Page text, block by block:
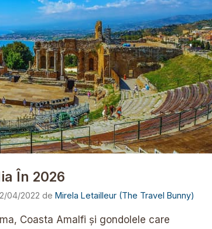
În 2026
04/2022 de Mirela Letailleur (The Travel Bunny)
Coasta Amalfi și gondolele care